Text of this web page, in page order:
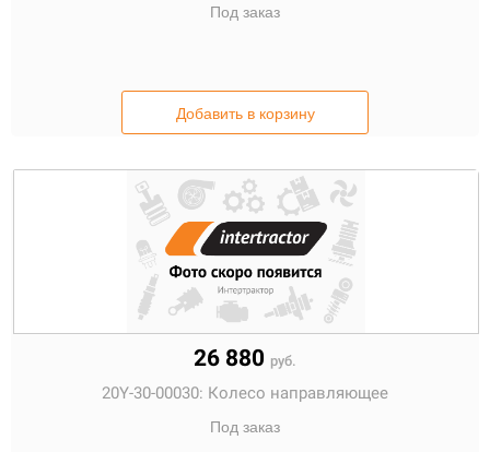
Под заказ
Добавить в корзину
26 880 руб.
20Y-30-00030: Колесо направляющее
Под заказ